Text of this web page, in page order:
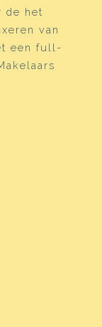
de het
van
een full-